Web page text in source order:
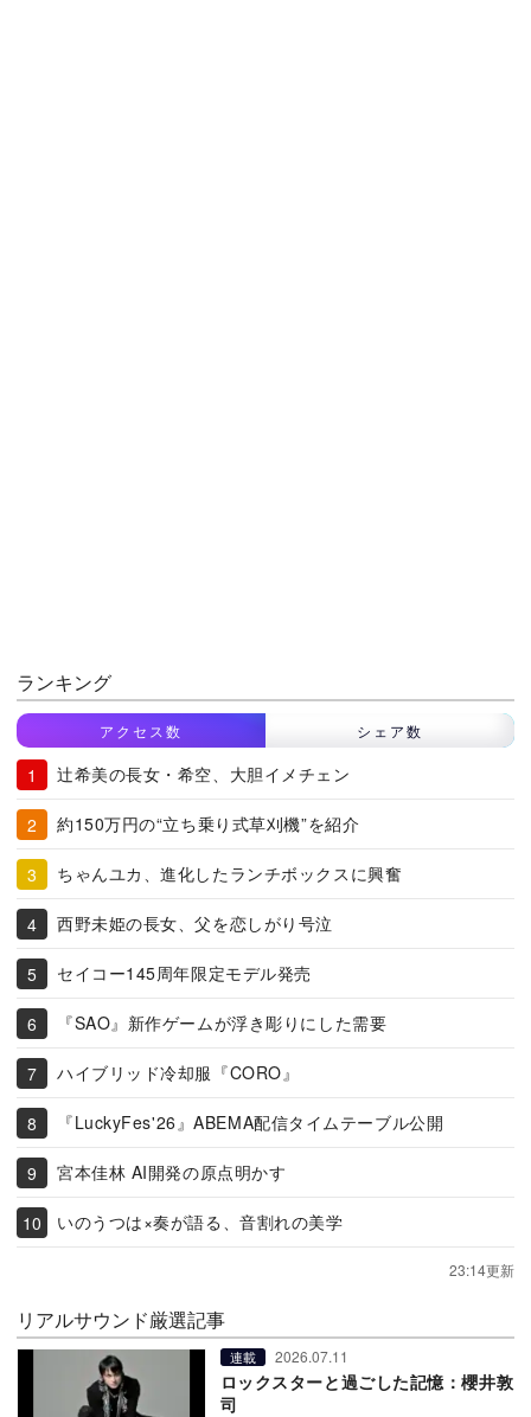
ランキング
アクセス数 シェア数
辻希美の長女・希空、大胆イメチェン
約150万円の“立ち乗り式草刈機”を紹介
ちゃんユカ、進化したランチボックスに興奮
西野未姫の長女、父を恋しがり号泣
セイコー145周年限定モデル発売
『SAO』新作ゲームが浮き彫りにした需要
ハイブリッド冷却服『CORO』
『LuckyFes'26』ABEMA配信タイムテーブル公開
宮本佳林 AI開発の原点明かす
いのうつは×奏が語る、音割れの美学
23:14更新
リアルサウンド厳選記事
連載 2026.07.11
ロックスターと過ごした記憶：櫻井敦
司